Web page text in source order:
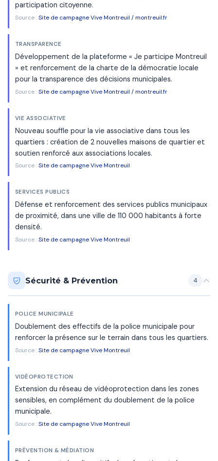
participation citoyenne.
Source :Site de campagne Vive Montreuil / montreuil.fr
TRANSPARENCE
Développement de la plateforme « Je participe Montreuil
» et renforcement de la charte de la démocratie locale
pour la transparence des décisions municipales.
Source :Site de campagne Vive Montreuil / montreuil.fr
VIE ASSOCIATIVE
Nouveau souffle pour la vie associative dans tous les
quartiers : création de 2 nouvelles maisons de quartier et
soutien renforcé aux associations locales.
Source :Site de campagne Vive Montreuil
SERVICES PUBLICS
Défense et renforcement des services publics municipaux
de proximité, dans une ville de 110 000 habitants à forte
densité.
Source :Site de campagne Vive Montreuil
Sécurité & Prévention 4
POLICE MUNICIPALE
Doublement des effectifs de la police municipale pour
renforcer la présence sur le terrain dans tous les quartiers.
Source :Site de campagne Vive Montreuil
VIDÉOPROTECTION
Extension du réseau de vidéoprotection dans les zones
sensibles, en complément du doublement de la police
municipale.
Source :Site de campagne Vive Montreuil
PRÉVENTION & MÉDIATION